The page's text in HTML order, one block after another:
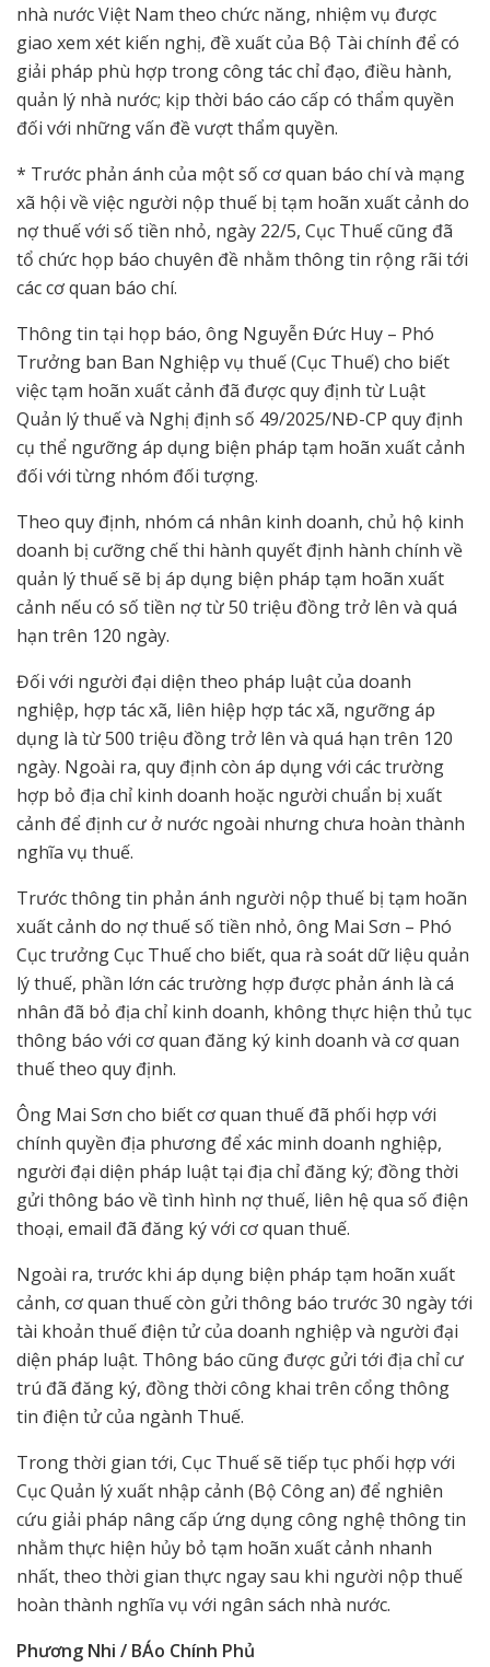
nhà nước Việt Nam theo chức năng, nhiệm vụ được
giao xem xét kiến nghị, đề xuất của Bộ Tài chính để có
giải pháp phù hợp trong công tác chỉ đạo, điều hành,
quản lý nhà nước; kịp thời báo cáo cấp có thẩm quyền
đối với những vấn đề vượt thẩm quyền.
* Trước phản ánh của một số cơ quan báo chí và mạng
xã hội về việc người nộp thuế bị tạm hoãn xuất cảnh do
nợ thuế với số tiền nhỏ, ngày 22/5, Cục Thuế cũng đã
tổ chức họp báo chuyên đề nhằm thông tin rộng rãi tới
các cơ quan báo chí.
Thông tin tại họp báo, ông Nguyễn Đức Huy – Phó
Trưởng ban Ban Nghiệp vụ thuế (Cục Thuế) cho biết
việc tạm hoãn xuất cảnh đã được quy định từ Luật
Quản lý thuế và Nghị định số 49/2025/NĐ-CP quy định
cụ thể ngưỡng áp dụng biện pháp tạm hoãn xuất cảnh
đối với từng nhóm đối tượng.
Theo quy định, nhóm cá nhân kinh doanh, chủ hộ kinh
doanh bị cưỡng chế thi hành quyết định hành chính về
quản lý thuế sẽ bị áp dụng biện pháp tạm hoãn xuất
cảnh nếu có số tiền nợ từ 50 triệu đồng trở lên và quá
hạn trên 120 ngày.
Đối với người đại diện theo pháp luật của doanh
nghiệp, hợp tác xã, liên hiệp hợp tác xã, ngưỡng áp
dụng là từ 500 triệu đồng trở lên và quá hạn trên 120
ngày. Ngoài ra, quy định còn áp dụng với các trường
hợp bỏ địa chỉ kinh doanh hoặc người chuẩn bị xuất
cảnh để định cư ở nước ngoài nhưng chưa hoàn thành
nghĩa vụ thuế.
Trước thông tin phản ánh người nộp thuế bị tạm hoãn
xuất cảnh do nợ thuế số tiền nhỏ, ông Mai Sơn – Phó
Cục trưởng Cục Thuế cho biết, qua rà soát dữ liệu quản
lý thuế, phần lớn các trường hợp được phản ánh là cá
nhân đã bỏ địa chỉ kinh doanh, không thực hiện thủ tục
thông báo với cơ quan đăng ký kinh doanh và cơ quan
thuế theo quy định.
Ông Mai Sơn cho biết cơ quan thuế đã phối hợp với
chính quyền địa phương để xác minh doanh nghiệp,
người đại diện pháp luật tại địa chỉ đăng ký; đồng thời
gửi thông báo về tình hình nợ thuế, liên hệ qua số điện
thoại, email đã đăng ký với cơ quan thuế.
Ngoài ra, trước khi áp dụng biện pháp tạm hoãn xuất
cảnh, cơ quan thuế còn gửi thông báo trước 30 ngày tới
tài khoản thuế điện tử của doanh nghiệp và người đại
diện pháp luật. Thông báo cũng được gửi tới địa chỉ cư
trú đã đăng ký, đồng thời công khai trên cổng thông
tin điện tử của ngành Thuế.
Trong thời gian tới, Cục Thuế sẽ tiếp tục phối hợp với
Cục Quản lý xuất nhập cảnh (Bộ Công an) để nghiên
cứu giải pháp nâng cấp ứng dụng công nghệ thông tin
nhằm thực hiện hủy bỏ tạm hoãn xuất cảnh nhanh
nhất, theo thời gian thực ngay sau khi người nộp thuế
hoàn thành nghĩa vụ với ngân sách nhà nước.
Phương Nhi / BÁo Chính Phủ